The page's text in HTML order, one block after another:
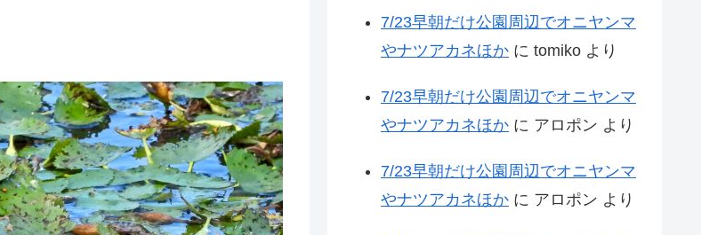
7/23早朝だけ公園周辺でオニヤンマ
やナツアカネほか に tomiko より
7/23早朝だけ公園周辺でオニヤンマ
やナツアカネほか に アロポン より
7/23早朝だけ公園周辺でオニヤンマ
やナツアカネほか に アロポン より